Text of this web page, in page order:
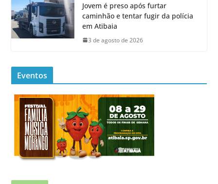
Jovem é preso após furtar
caminhão e tentar fugir da polícia
em Atibaia
3 de agosto de 2026
Eventos